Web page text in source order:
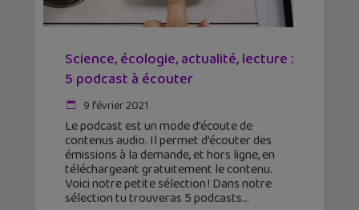
Science, écologie, actualité, lecture :
5 podcast à écouter
9 février 2021
Le podcast est un mode d’écoute de
contenus audio. Il permet d’écouter des
émissions à la demande, et hors ligne, en
téléchargeant gratuitement le contenu.
Voici notre petite sélection ! Dans notre
sélection tu trouveras 5 podcasts